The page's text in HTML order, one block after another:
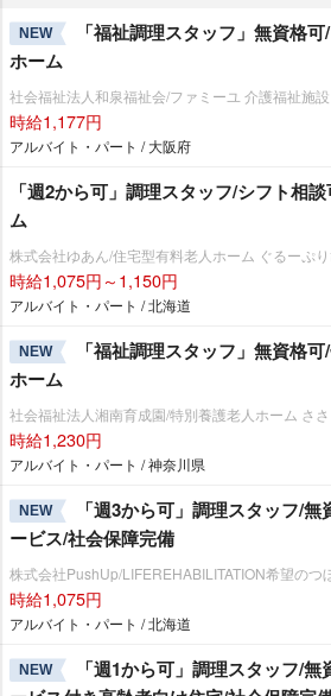
NEW
「福祉調理スタッフ」無資格
ホーム
社会福祉法人和泉福祉会/ファミーユ 介護福祉施設
時給1,177円
アルバイト・パート / 大阪府
「週2から可」調理スタッフ/シフト相
ム
株式会社ゆあん/住宅型有料老人ホーム ぐるーぷ
時給1,075円～1,150円
アルバイト・パート / 北海道
NEW
「福祉調理スタッフ」無資格
ホーム
社会福祉法人湘南育成園/特別養護老人ホーム さ
時給1,230円
アルバイト・パート / 神奈川県
NEW
「週3から可」調理スタッフ/
ービス/社会保障完備
株式会社PushUp/LIFEREHABILITATION希望のつ
時給1,075円
アルバイト・パート / 北海道
NEW
「週1から可」調理スタッフ/